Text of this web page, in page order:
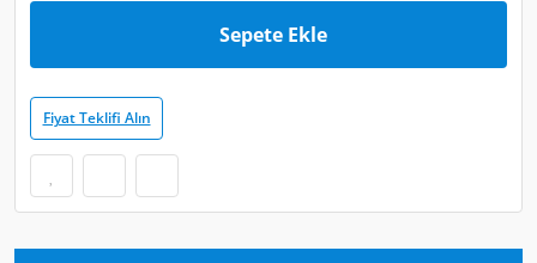
Sepete Ekle
Fiyat Teklifi Alın